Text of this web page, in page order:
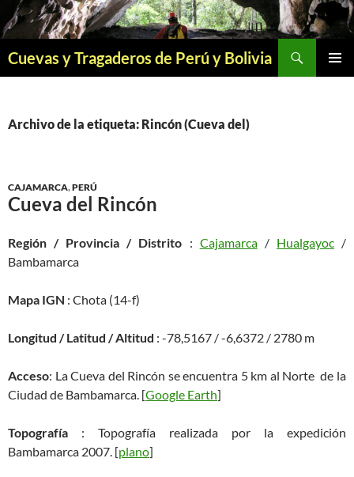
Saltar
al
Cuevas y Tragaderos de Perú y Bolivia
Archivo de la etiqueta: Rincón (Cueva del)
CAJAMARCA,PERÚ
Cueva del Rincón
Región / Provincia / Distrito : Cajamarca/ Hualgayoc/
Bambamarca
Mapa IGN : Chota (14-f)
Longitud / Latitud / Altitud : -78,5167 / -6,6372 / 2780 m
Acceso: La Cueva del Rincón se encuentra 5 km al Norte de la
Ciudad de Bambamarca. [Google Earth]
Topografía : Topografía realizada por la expedición
Bambamarca 2007. [plano]